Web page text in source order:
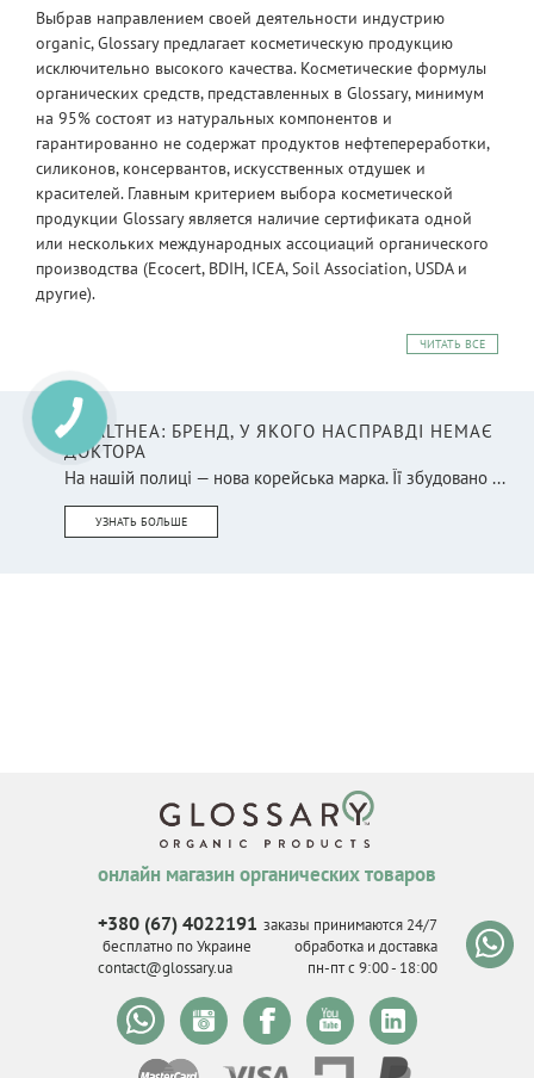
Выбрав направлением своей деятельности индустрию
organic, Glossary предлагает косметическую продукцию
исключительно высокого качества. Косметические формулы
органических средств, представленных в Glossary, минимум
на 95% состоят из натуральных компонентов и
гарантированно не содержат продуктов нефтепереработки,
силиконов, консервантов, искусственных отдушек и
красителей. Главным критерием выбора косметической
продукции Glossary является наличие сертификата одной
или нескольких международных ассоциаций органического
производства (Ecocert, BDIH, ICEA, Soil Association, USDA и
другие).
ЧИТАТЬ ВСЕ
DR.ALTHEA: БРЕНД, У ЯКОГО НАСПРАВДІ НЕМАЄ
ДОКТОРА
На нашій полиці — нова корейська марка. Її збудовано ...
УЗНАТЬ БОЛЬШЕ
онлайн магазин органических товаров
+380 (67) 4022191
бесплатно по Украине
contact@glossary.ua
заказы принимаются 24/7
обработка и доставка
пн-пт с 9:00 - 18:00